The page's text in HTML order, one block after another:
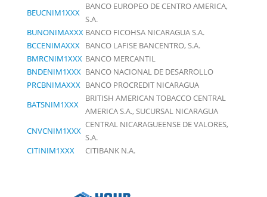
BEUCNIM1XXX
BANCO EUROPEO DE CENTRO AMERICA,
S.A.
BUNONIMAXXX BANCO FICOHSA NICARAGUA S.A.
BCCENIMAXXX BANCO LAFISE BANCENTRO, S.A.
BMRCNIM1XXX BANCO MERCANTIL
BNDENIM1XXX BANCO NACIONAL DE DESARROLLO
PRCBNIMAXXX BANCO PROCREDIT NICARAGUA
BATSNIM1XXX
BRITISH AMERICAN TOBACCO CENTRAL
AMERICA S.A., SUCURSAL NICARAGUA
CNVCNIM1XXX
CENTRAL NICARAGUEENSE DE VALORES,
S.A.
CITINIM1XXX
CITIBANK N.A.